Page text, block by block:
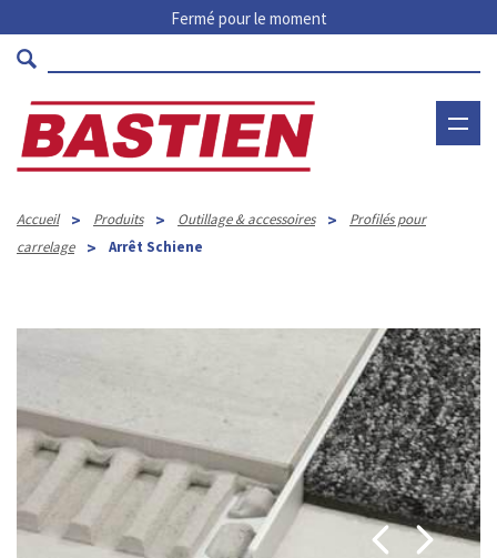
Fermé pour le moment
Accueil > Produits > Outillage & accessoires >
Profilés pour
carrelage
> Arrêt Schiene